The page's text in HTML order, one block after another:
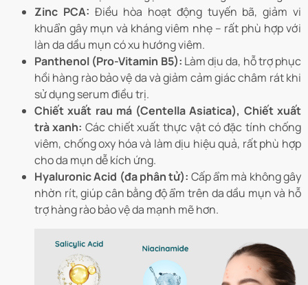
Zinc PCA: Điều hòa hoạt động tuyến bã, giảm vi
khuẩn gây mụn và kháng viêm nhẹ – rất phù hợp với
làn da dầu mụn có xu hướng viêm.
Panthenol (Pro-Vitamin B5): Làm dịu da, hỗ trợ phục
hồi hàng rào bảo vệ da và giảm cảm giác châm rát khi
sử dụng serum điều trị.
Chiết xuất rau má (Centella Asiatica), Chiết xuất
trà xanh: Các chiết xuất thực vật có đặc tính chống
viêm, chống oxy hóa và làm dịu hiệu quả, rất phù hợp
cho da mụn dễ kích ứng.
Hyaluronic Acid (đa phân tử): Cấp ẩm mà không gây
nhờn rít, giúp cân bằng độ ẩm trên da dầu mụn và hỗ
trợ hàng rào bảo vệ da mạnh mẽ hơn.